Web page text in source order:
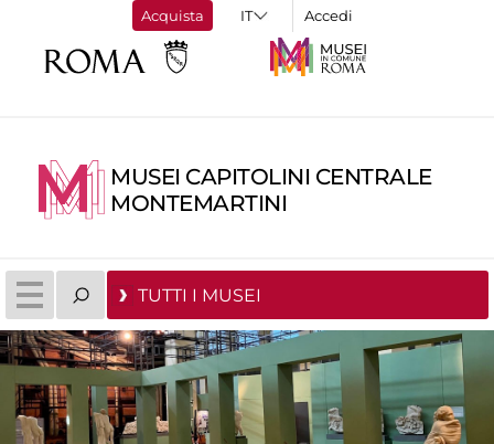
Acquista Accedi
MUSEI CAPITOLINI CENTRALE
MONTEMARTINI
TUTTI I MUSEI